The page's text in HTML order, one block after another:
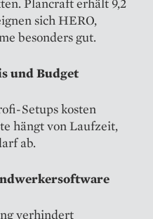
sich HERO,
besonders gut.
und Budget
Setups kosten
hängt von Laufzeit,
ab.
verhindert